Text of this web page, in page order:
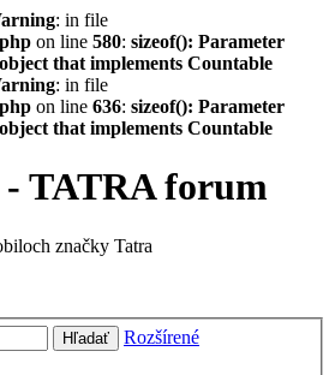
: in file
on line 580: sizeof(): Parameter
that implements Countable
: in file
on line 636: sizeof(): Parameter
that implements Countable
TATRA forum
značky Tatra
Hľadať
Rozšírené